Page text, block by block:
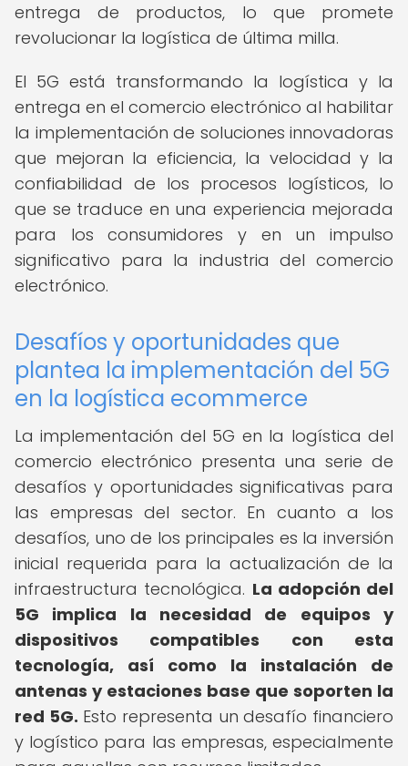
entrega de productos, lo que promete
revolucionar la logística de última milla.
El 5G está transformando la logística y la
entrega en el comercio electrónico al habilitar
la implementación de soluciones innovadoras
que mejoran la eficiencia, la velocidad y la
confiabilidad de los procesos logísticos, lo
que se traduce en una experiencia mejorada
para los consumidores y en un impulso
significativo para la industria del comercio
electrónico.
Desafíos y oportunidades que
plantea la implementación del 5G
en la logística ecommerce
La implementación del 5G en la logística del
comercio electrónico presenta una serie de
desafíos y oportunidades significativas para
las empresas del sector. En cuanto a los
desafíos, uno de los principales es la inversión
inicial requerida para la actualización de la
infraestructura tecnológica. La adopción del
5G implica la necesidad de equipos y
dispositivos compatibles con esta
tecnología, así como la instalación de
antenas y estaciones base que soporten la
red 5G. Esto representa un desafío financiero
y logístico para las empresas, especialmente